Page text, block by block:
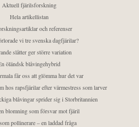
Aktuell fjärilsforskning
Hela artikellistan
och referenser
vi tre svenska dagfjärilar?
slåtter ger större variation
öländsk blåvingehybrid
får oss att glömma hur det var
hos rapsfjärilar efter värmestress som larver
blåvingar sprider sig i Storbritannien
blomning som försvar mot fjäril
pollinerare – en laddad fråga